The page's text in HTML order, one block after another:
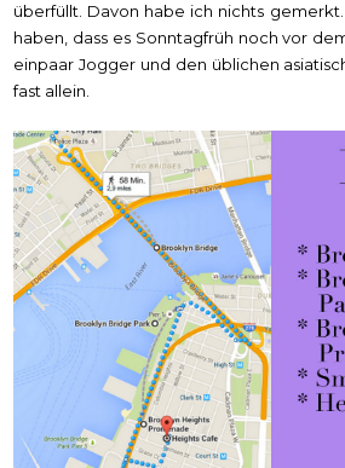
überfüllt. Davon habe ich nichts
haben, dass es Sonntagfrüh noch vor
einpaar Jogger und den üblichen
fast allein.